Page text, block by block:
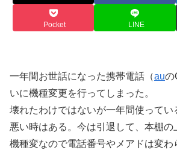
Pocket LINE
一年間お世話になった携帯電話（auの
いに機種変更を行ってしまった。
壊れたわけではないが一年間使ってい
悪い時はある。今は引退して、本棚の
機種変なので電話番号やメアドは変わ